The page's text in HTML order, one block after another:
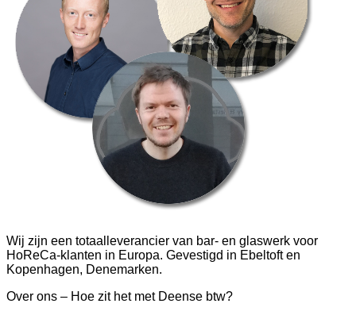
Wij zijn een totaalleverancier van bar- en glaswerk voor
HoReCa-klanten in Europa. Gevestigd in Ebeltoft en
Kopenhagen, Denemarken.
Over ons – Hoe zit het met Deense btw?